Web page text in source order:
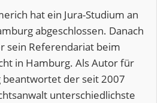
hat ein Jura-Studium an
abgeschlossen. Danach
sein Referendariat beim
in Hamburg. Als Autor für
beantwortet der seit 2007
unterschiedlichste